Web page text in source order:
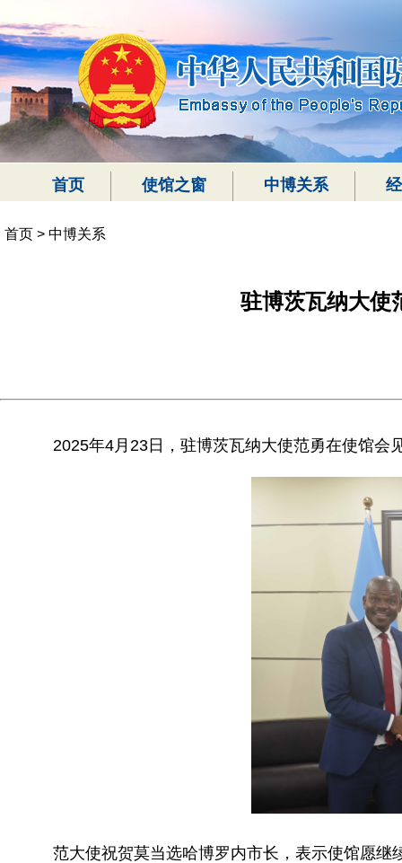
首页 使馆之窗 中博关系
首页 > 中博关系
驻博茨瓦纳大使
2025年4月23日，驻博茨瓦纳大使范勇在使馆会
范大使祝贺莫当选哈博罗内市长，表示使馆愿